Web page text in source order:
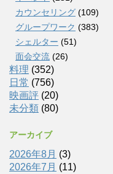
カウンセリング (109)
グループワーク (383)
シェルター (51)
面会交流 (26)
料理 (352)
日常 (756)
映画評 (20)
未分類 (80)
アーカイブ
2026年8月 (3)
2026年7月 (11)